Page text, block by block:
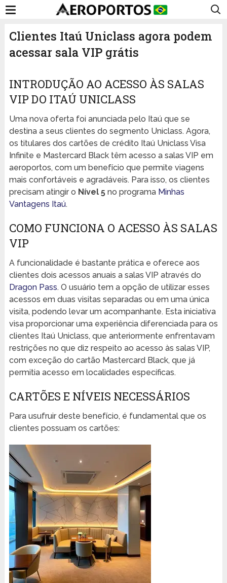
Clientes Itaú Uniclass agora podem
acessar sala VIP grátis
INTRODUÇÃO AO ACESSO ÀS SALAS
VIP DO ITAÚ UNICLASS
Uma nova oferta foi anunciada pelo Itaú que se
destina a seus clientes do segmento Uniclass. Agora,
os titulares dos cartões de crédito Itaú Uniclass Visa
Infinite e Mastercard Black têm acesso a salas VIP em
aeroportos, com um benefício que permite viagens
mais confortáveis e agradáveis. Para isso, os clientes
precisam atingir o Nível 5no programa Minhas
Vantagens Itaú.
COMO FUNCIONA O ACESSO ÀS SALAS
VIP
A funcionalidade é bastante prática e oferece aos
clientes dois acessos anuais a salas VIP através do
Dragon Pass. O usuário tem a opção de utilizar esses
acessos em duas visitas separadas ou em uma única
visita, podendo levar um acompanhante. Esta iniciativa
visa proporcionar uma experiência diferenciada para os
clientes Itaú Uniclass, que anteriormente enfrentavam
restrições no que diz respeito ao acesso às salas VIP,
com exceção do cartão Mastercard Black, que já
permitia acesso em localidades específicas.
CARTÕES E NÍVEIS NECESSÁRIOS
Para usufruir deste benefício, é fundamental que os
clientes possuam os cartões: